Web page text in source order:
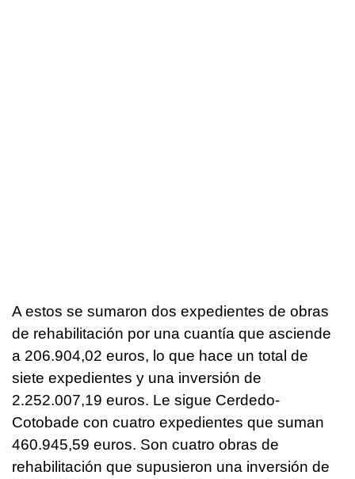
A estos se sumaron dos expedientes de obras
de rehabilitación por una cuantía que asciende
a 206.904,02 euros, lo que hace un total de
siete expedientes y una inversión de
2.252.007,19 euros. Le sigue Cerdedo-
Cotobade con cuatro expedientes que suman
460.945,59 euros. Son cuatro obras de
rehabilitación que supusieron una inversión de